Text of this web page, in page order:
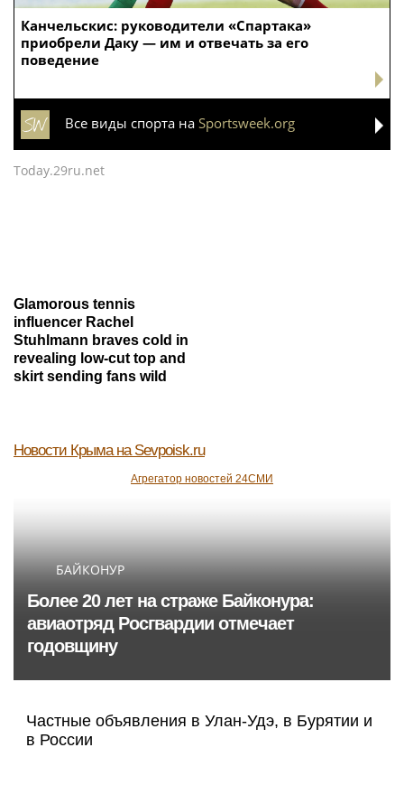
Канчельскис: руководители «Спартака»
приобрели Даку — им и отвечать за его
поведение
Все виды спорта на Sportsweek.org
Today.29ru.net
Glamorous tennis
influencer Rachel
Stuhlmann braves cold in
revealing low-cut top and
skirt sending fans wild
Новости Крыма на Sevpoisk.ru
Агрегатор новостей 24СМИ
БАЙКОНУР
Более 20 лет на страже Байконура:
авиаотряд Росгвардии отмечает
годовщину
Частные объявления в Улан-Удэ, в Бурятии и
в России